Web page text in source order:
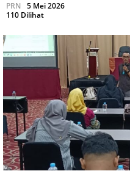
U
n
g
k
p
T
a
n
t
PRN 5 Mei 2026
110 Dilihat